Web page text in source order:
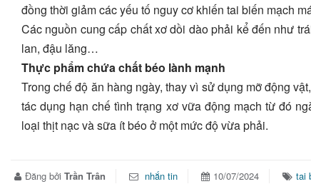
đồng thời giảm các yếu tố nguy cơ khiến tai biến mạch
Các nguồn cung cấp chất xơ dồi dào phải kể đến như
lan, đậu lăng…
Thực phẩm chứa chất béo lành mạnh
Trong chế độ ăn hàng ngày, thay vì sử dụng mỡ động
tác dụng hạn chế tình trạng xơ vữa động mạch từ đó
loại thịt nạc và sữa ít béo ở một mức độ vừa phải.
Đăng bởi Trần Trân nhắn tin 10/07/2024 tai